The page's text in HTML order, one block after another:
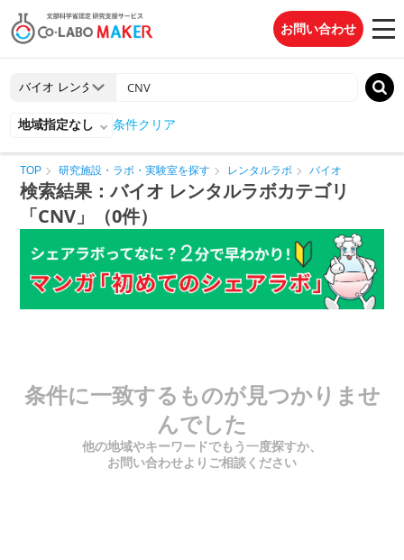
お問い合わせ
地域指定なし 条件クリア
TOP 研究施設・ラボ・実験室を探す レンタルラボ バイオ
検索結果：バイオ レンタルラボカテゴリ
「CNV」（0件）
条件に一致するものが見つかりませ
んでした
他の地域やキーワードでもう一度探すか、
お問い合わせよりご相談ください